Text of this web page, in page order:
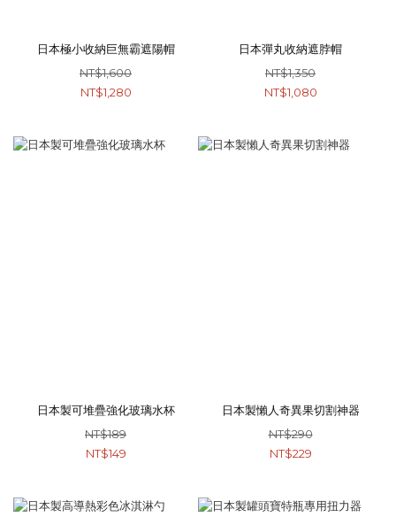
日本極小收納巨無霸遮陽帽
NT$1,600
NT$1,280
日本彈丸收納遮脖帽
NT$1,350
NT$1,080
日本製可堆疊強化玻璃水杯
NT$189
NT$149
日本製懶人奇異果切割神器
NT$290
NT$229